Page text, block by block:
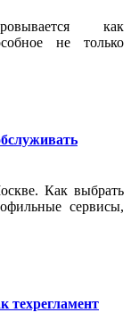
как
не только
Как выбрать
сервисы,
техрегламент